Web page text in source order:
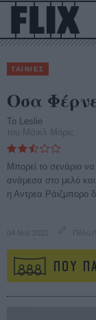
ΤΑΙΝΙΕΣ
Οσα
To Leslie
του Μάικλ Μόρις
Μπορεί το σενάριο
ανάμεσα στο μελό
η Αντρεα Ράιζμπορο
04 Νοέ 2022 Πόλυ
ΠΟΥ